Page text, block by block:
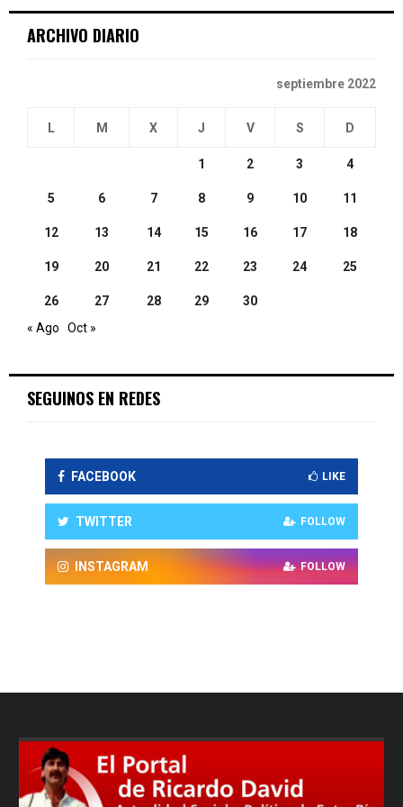
ARCHIVO DIARIO
septiembre 2022
L M X J V S D
1 2 3 4
5 6 7 8 9 10 11
12 13 14 15 16 17 18
19 20 21 22 23 24 25
26 27 28 29
30
« Ago
Oct »
SEGUINOS EN REDES
FACEBOOK LIKE
TWITTER FOLLOW
INSTAGRAM FOLLOW